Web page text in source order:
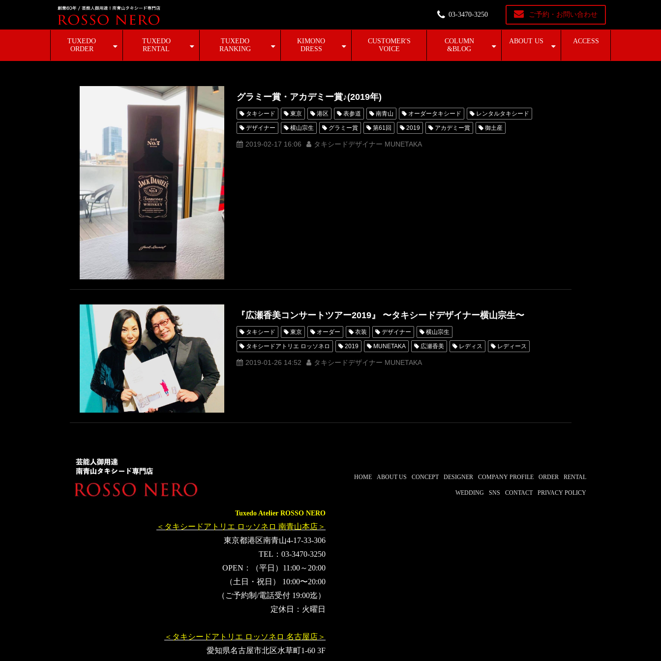
03-3470-3250 ご予約・お問い合わせ
TUXEDO
ORDER
TUXEDO
RENTAL
TUXEDO
RANKING
KIMONO
DRESS
CUSTOMER'S
VOICE
COLUMN
&BLOG
ABOUT US ACCESS
グラミー賞・アカデミー賞♪(2019年)
タキシード 東京 港区 表参道 南青山 オーダータキシード レンタルタキシード
デザイナー 横山宗生 グラミー賞 第61回 2019 アカデミー賞 御土産
MUNETAKA
2019-02-17 16:06 タキシードデザイナー MUNETAKA
『広瀬香美コンサートツアー2019』 〜タキシードデザイナー横山宗生〜
タキシード 東京 オーダー 衣装 デザイナー 横山宗生
タキシードアトリエ ロッソネロ 2019 MUNETAKA 広瀬香美 レディス レディース
女性用 コンサートツアー スキー オーダータキシード横浜
2019-01-26 14:52 タキシードデザイナー MUNETAKA
Tuxedo Atelier ROSSO NERO
＜タキシードアトリエ ロッソネロ 南青山本店＞
東京都港区南青山4-17-33-306
TEL：03-3470-3250
OPEN：（平日）11:00～20:00
（土日・祝日） 10:00〜20:00
（ご予約制/電話受付 19:00迄）
定休日：火曜日
＜タキシードアトリエ ロッソネロ 名古屋店＞
愛知県名古屋市北区水草町1-60 3F
HOME ABOUT US CONCEPT DESIGNER COMPANY PROFILE ORDER RENTAL
WEDDING SNS CONTACT PRIVACY POLICY